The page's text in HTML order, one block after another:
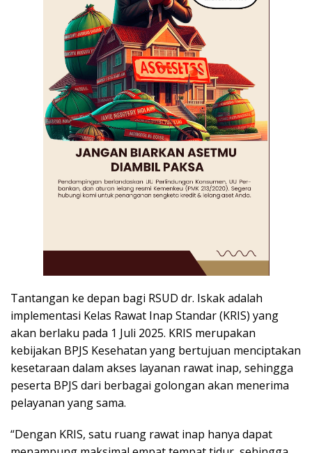
Tantangan ke depan bagi RSUD dr. Iskak adalah
implementasi Kelas Rawat Inap Standar (KRIS) yang
akan berlaku pada 1 Juli 2025. KRIS merupakan
kebijakan BPJS Kesehatan yang bertujuan menciptakan
kesetaraan dalam akses layanan rawat inap, sehingga
peserta BPJS dari berbagai golongan akan menerima
pelayanan yang sama.
“Dengan KRIS, satu ruang rawat inap hanya dapat